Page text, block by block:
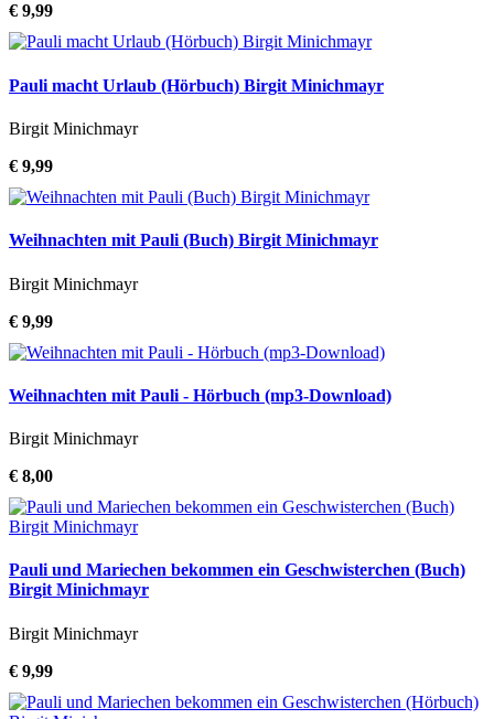
€ 9,99
Pauli macht Urlaub (Hörbuch) Birgit Minichmayr
Birgit Minichmayr
€ 9,99
Weihnachten mit Pauli (Buch) Birgit Minichmayr
Birgit Minichmayr
€ 9,99
Weihnachten mit Pauli - Hörbuch (mp3-Download)
Birgit Minichmayr
€ 8,00
Pauli und Mariechen bekommen ein Geschwisterchen (Buch)
Birgit Minichmayr
Birgit Minichmayr
€ 9,99